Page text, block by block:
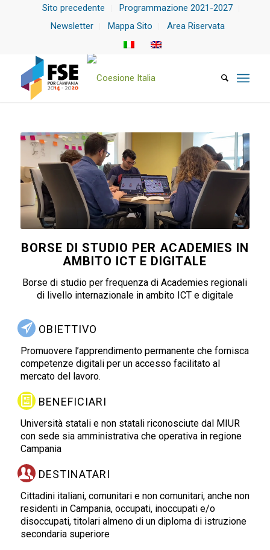
Sito precedente
Programmazione 2021-2027
Newsletter
Mappa Sito Area Riservata
BORSE DI STUDIO PER ACADEMIES IN
AMBITO ICT E DIGITALE
Borse di studio per frequenza di Academies regionali
di livello internazionale in ambito ICT e digitale
OBIETTIVO
Promuovere l’apprendimento permanente che fornisca
competenze digitali per un accesso facilitato al
mercato del lavoro.
BENEFICIARI
Università statali e non statali riconosciute dal MIUR
con sede sia amministrativa che operativa in regione
Campania
DESTINATARI
Cittadini italiani, comunitari e non comunitari, anche non
residenti in Campania, occupati, inoccupati e/o
disoccupati, titolari almeno di un diploma di istruzione
secondaria superiore